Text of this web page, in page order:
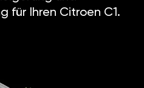
für Ihren Citroen C1.